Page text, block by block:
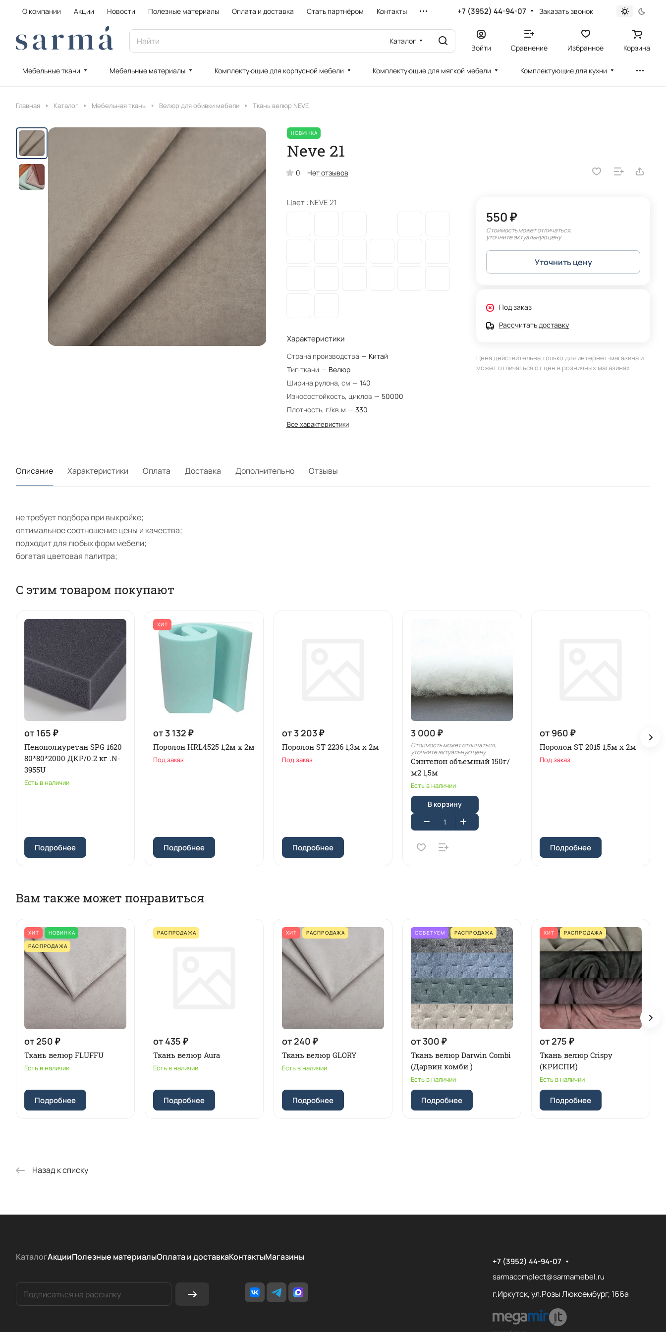
О компании Акции Новости Полезные материалы Оплата и доставка Стать партнёром Контакты +7 (3952) 44-94-07 Заказать звонок
Каталог
Войти Сравнение Избранное Корзина
Мебельные ткани Мебельные материалы Комплектующие для корпусной мебели Комплектующие для мягкой мебели Комплектующие для кухни
Главная Каталог Мебельная ткань Велюр для обивки мебели Ткань велюр NEVE
НОВИНКА
Neve 21
0 Нет отзывов
Цвет : NEVE 21
Характеристики
Страна производства — Китай
Тип ткани — Велюр
Ширина рулона, см — 140
Износостойкость, циклов — 50000
Плотность, г/кв.м — 330
Все характеристики
550 ₽
Стоимость может отличаться,
уточните актуальную цену
Уточнить цену
Под заказ
Рассчитать доставку
Цена действительна только для интернет-магазина и
может отличаться от цен в розничных магазинах
Описание Характеристики Оплата Доставка Дополнительно Отзывы
не требует подбора при выкройке;
оптимальное соотношение цены и качества;
подходит для любых форм мебели;
богатая цветовая палитра;
С этим товаром покупают
от 165 ₽
Пенополиуретан SPG 1620
80*80*2000 ДКР/0.2 кг .N-
3955U
Есть в наличии
Подробнее
ХИТ
от 3 132 ₽
Поролон HRL4525 1,2м x 2м
Под заказ
Подробнее
от 3 203 ₽
Поролон ST 2236 1,3м х 2м
Под заказ
Подробнее
3 000 ₽
Стоимость может отличаться,
уточните актуальную цену
Синтепон объемный 150г/
м2 1,5м
Есть в наличии
В корзину
от 960 ₽
Поролон ST 2015 1,5м х 2м
Под заказ
Подробнее
Вам также может понравиться
ХИТ
НОВИНКА
РАСПРОДАЖА
от 250 ₽
Ткань велюр FLUFFU
Есть в наличии
Подробнее
РАСПРОДАЖА
от 435 ₽
Ткань велюр Aura
Есть в наличии
Подробнее
ХИТ РАСПРОДАЖА
от 240 ₽
Ткань велюр GLORY
Есть в наличии
Подробнее
СОВЕТУЕМ РАСПРОДАЖА
от 300 ₽
Ткань велюр Darwin Combi
(Дарвин комби )
Есть в наличии
Подробнее
ХИТ РАСПРОДАЖА
от 275 ₽
Ткань велюр Crispy
(КРИСПИ)
Есть в наличии
Подробнее
Назад к списку
КаталогАкцииПолезные материалыОплата и доставкаКонтактыМагазины
+7 (3952) 44-94-07
sarmacomplect@sarmamebel.ru
г.Иркутск, ул.Розы Люксембург, 166а